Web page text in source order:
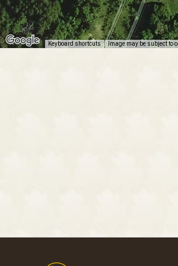
Keyboard shortcuts Image may be subject to